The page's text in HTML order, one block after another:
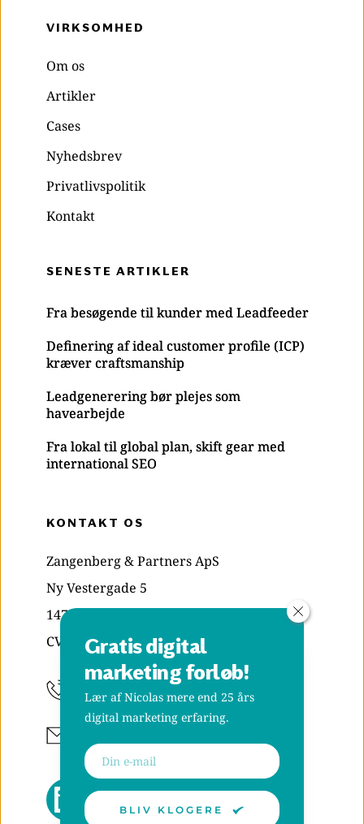
VIRKSOMHED
Om os
Artikler
Cases
Nyhedsbrev
Privatlivspolitik
Kontakt
SENESTE ARTIKLER
Fra besøgende til kunder med Leadfeeder
Definering af ideal customer profile (ICP)
kræver craftsmanship
Leadgenerering bør plejes som
havearbejde
Fra lokal til global plan, skift gear med
international SEO
KONTAKT OS
Zangenberg & Partners ApS
Ny Vestergade 5
1471 København K
CVR: 29835039
+45 70 20 48 38
Gratis digital
marketing forløb!
Lær af Nicolas mere end 25 års
digital marketing erfaring.
BLIV KLOGERE